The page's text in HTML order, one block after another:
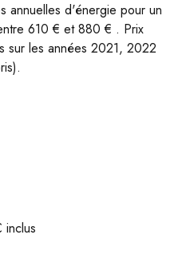
annuelles d'énergie pour un
610 € et 880 € . Prix
sur les années 2021, 2022
inclus